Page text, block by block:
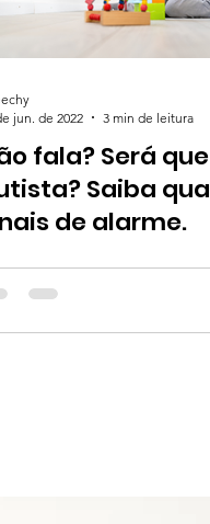
fala? Será
Saiba
de alarme.
jun. de 2022
3 min de leitura